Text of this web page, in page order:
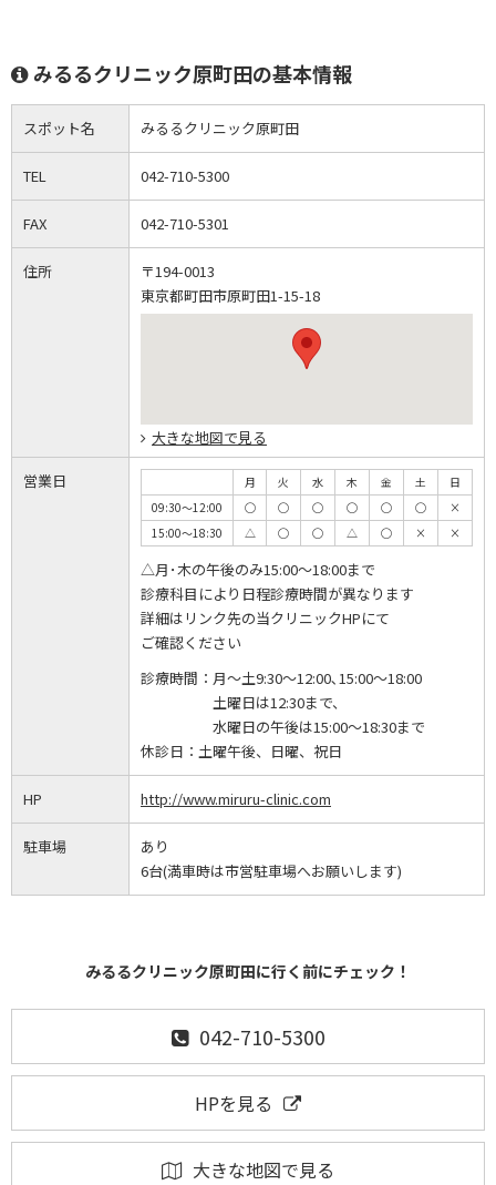
みるるクリニック原町田の基本情報
スポット名 みるるクリニック原町田
TEL 042-710-5300
FAX 042-710-5301
住所
〒194-0013
東京都町田市原町田1-15-18
大きな地図で見る
営業日 月 火 水 木 金 土
日
09:30～12:00
◯ ◯ ◯ ◯ ◯ ◯
×
15:00～18:30
△ ◯ ◯ △ ◯ × ×
△月･木の午後のみ15:00～18:00まで
診療科目により日程診療時間が異なります
詳細はリンク先の当クリニックHPにて
ご確認ください
診療時間： 月～土9:30～12:00､15:00～18:00
土曜日は12:30まで、
水曜日の午後は15:00～18:30まで
休診日： 土曜午後、日曜、祝日
HP http://www.miruru-clinic.com
駐車場
あり
6台(満車時は市営駐車場へお願いします)
みるるクリニック原町田に行く前にチェック！
042-710-5300
HPを見る
大きな地図で見る